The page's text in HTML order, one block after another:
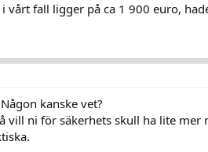
fall ligger på ca 1 900 euro,
kanske vet?
vill ni för säkerhets skull ha lite